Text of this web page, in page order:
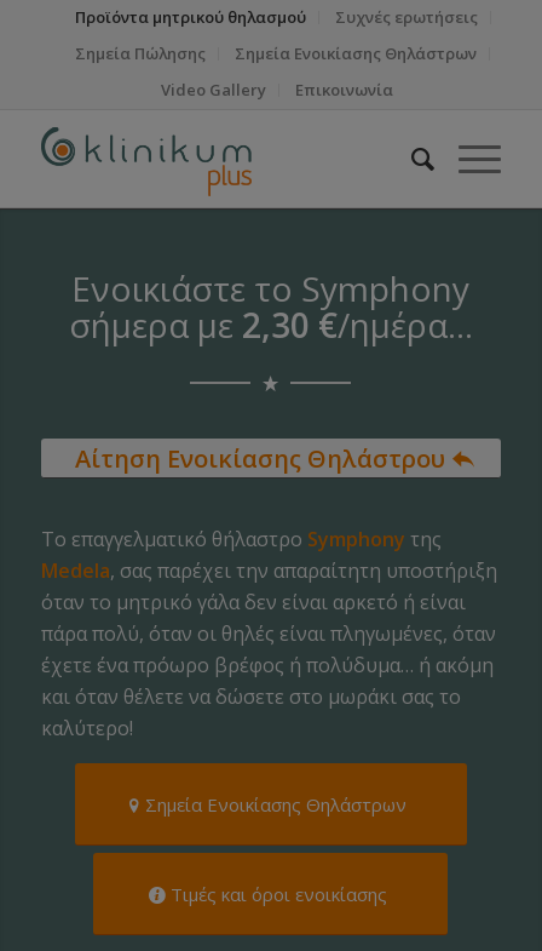
Προϊόντα μητρικού θηλασμού
Συχνές ερωτήσεις
Σημεία Πώλησης
Σημεία Ενοικίασης Θηλάστρων
Video Gallery
Επικοινωνία
Ενοικιάστε το Symphony
σήμερα με 2,30 €/ημέρα…
Αίτηση Ενοικίασης Θηλάστρου
Το επαγγελματικό θήλαστρο Symphony της
Medela, σας παρέχει την απαραίτητη υποστήριξη
όταν το μητρικό γάλα δεν είναι αρκετό ή είναι
πάρα πολύ, όταν οι θηλές είναι πληγωμένες, όταν
έχετε ένα πρόωρο βρέφος ή πολύδυμα… ή ακόμη
και όταν θέλετε να δώσετε στο μωράκι σας το
καλύτερο!
Σημεία Ενοικίασης Θηλάστρων
Τιμές και όροι ενοικίασης